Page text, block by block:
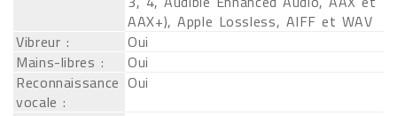
AAX+), Apple Lossless, AIFF et WAV
Vibreur :
Oui
Mains-libres :
Oui
Reconnaissance
vocale :
Oui